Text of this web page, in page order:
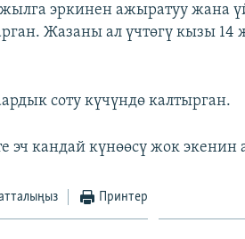
эркинен ажыратуу жана
Жазаны ал үчтөгү кызы
соту күчүндө калтырган.
эч кандай күнөөсү жок экенин
Принтер